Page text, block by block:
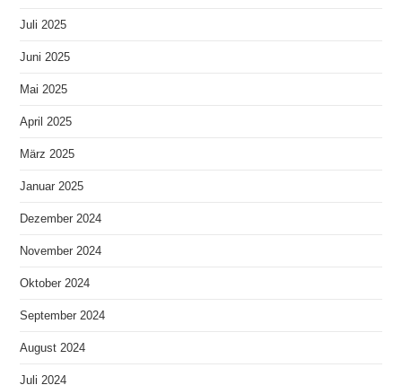
Juli 2025
Juni 2025
Mai 2025
April 2025
März 2025
Januar 2025
Dezember 2024
November 2024
Oktober 2024
September 2024
August 2024
Juli 2024